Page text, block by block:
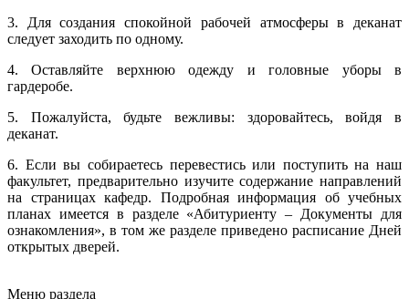
3. Для создания спокойной рабочей атмосферы в деканат
следует заходить по одному.
4. Оставляйте верхнюю одежду и головные уборы в
гардеробе.
5. Пожалуйста, будьте вежливы: здоровайтесь, войдя в
деканат.
6. Если вы собираетесь перевестись или поступить на наш
факультет, предварительно изучите содержание направлений
на страницах кафедр. Подробная информация об учебных
планах имеется в разделе «Абитуриенту – Документы для
ознакомления», в том же разделе приведено расписание Дней
открытых дверей.
Меню раздела